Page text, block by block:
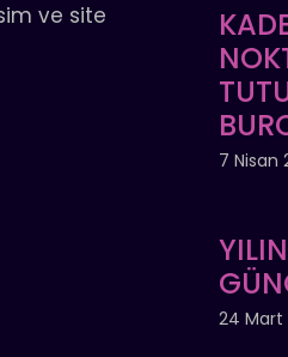
ve site
7 Nisan
24 Mart